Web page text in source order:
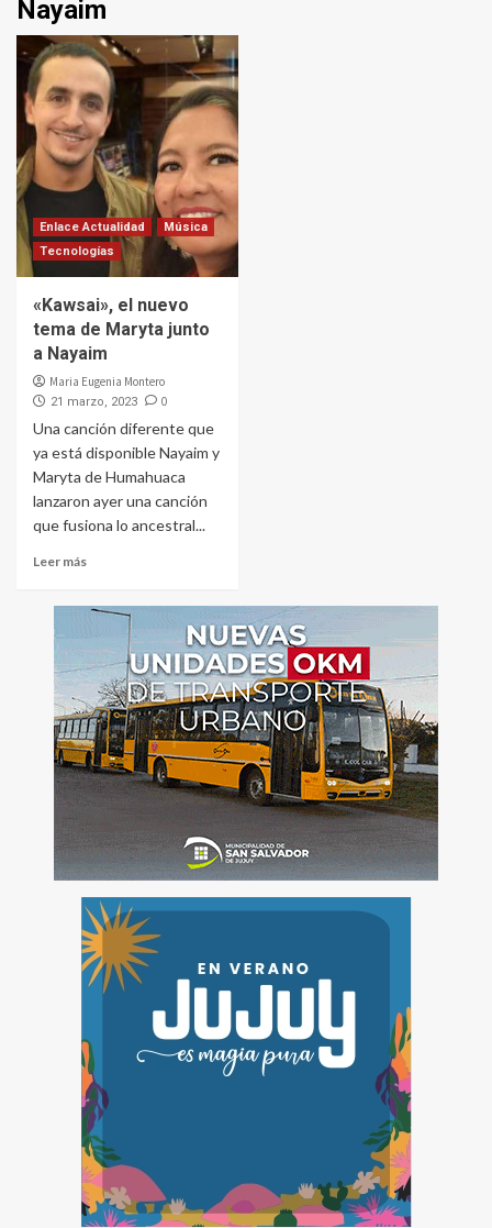
Nayaim
Enlace Actualidad
Música
Tecnologías
«Kawsai», el nuevo
tema de Maryta junto
a Nayaim
Maria Eugenia Montero
21 marzo, 2023 0
Una canción diferente que
ya está disponible Nayaim y
Maryta de Humahuaca
lanzaron ayer una canción
que fusiona lo ancestral...
Leer más